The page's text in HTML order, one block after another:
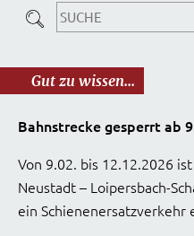
Gut zu wissen...
Bahnstrecke gesperrt ab
Von 9.02. bis 12.12.2026
Neustadt – Loipersbach-
ein Schienenersatzverkehr